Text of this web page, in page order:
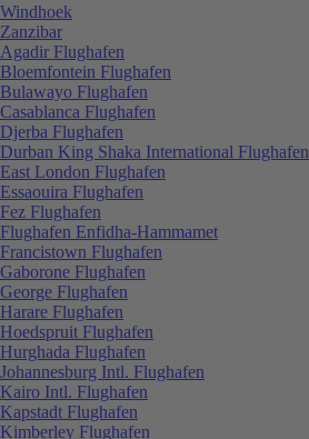
Windhoek
Zanzibar
Agadir Flughafen
Bloemfontein Flughafen
Bulawayo Flughafen
Casablanca Flughafen
Djerba Flughafen
Durban King Shaka International Flughafen
East London Flughafen
Essaouira Flughafen
Fez Flughafen
Flughafen Enfidha-Hammamet
Francistown Flughafen
Gaborone Flughafen
George Flughafen
Harare Flughafen
Hoedspruit Flughafen
Hurghada Flughafen
Johannesburg Intl. Flughafen
Kairo Intl. Flughafen
Kapstadt Flughafen
Kimberley Flughafen